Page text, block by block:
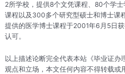
2所学校，提供8个文凭课程、80个学
课程以及300多个研究型硕士和博士课
提供的医学博士课程于2001年6月5日
认可。
以上描述论断完全代表本站《毕业证
观点和立场，本文任何内容不得转载或